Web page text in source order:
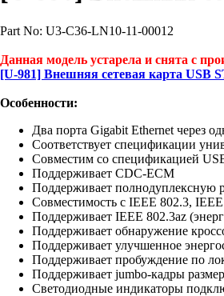
Part No: U3-C36-LN10-11-00012
Данная модель устарела и снята с
[U-981] Внешняя сетевая карта USB
Особенности:
Два порта Gigabit Ethernet через
Соответствует спецификации
Совместим со спецификацией
Поддерживает CDC-ECM
Поддерживает полнодуплексную
Совместимость с IEEE 802.3,
Поддерживает IEEE 802.3az
Поддерживает обнаружение
Поддерживает улучшенное
Поддерживает пробуждение по
Поддерживает jumbo-кадры
Светодиодные индикаторы